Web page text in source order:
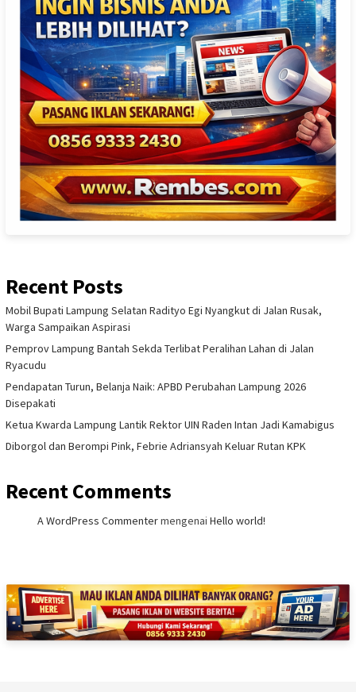
Recent Posts
Mobil Bupati Lampung Selatan Radityo Egi Nyangkut di Jalan Rusak,
Warga Sampaikan Aspirasi
Pemprov Lampung Bantah Sekda Terlibat Peralihan Lahan di Jalan
Ryacudu
Pendapatan Turun, Belanja Naik: APBD Perubahan Lampung 2026
Disepakati
Ketua Kwarda Lampung Lantik Rektor UIN Raden Intan Jadi Kamabigus
Diborgol dan Berompi Pink, Febrie Adriansyah Keluar Rutan KPK
Recent Comments
A WordPress Commentermengenai Hello world!